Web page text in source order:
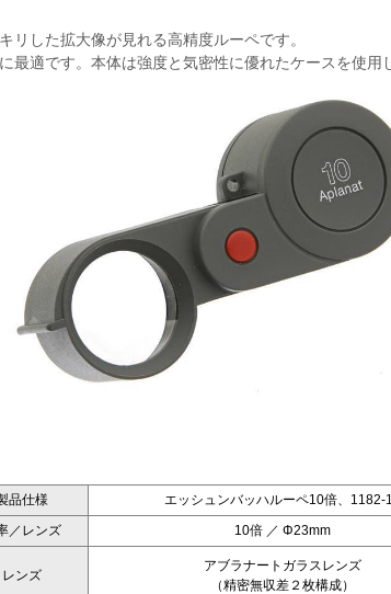
リした拡大像が見れる高精度ルーペです。
最適です。本体は強度と気密性に優れたケースを使用
品仕様
エッシュンバッハルーペ10倍、1182-
／レンズ
10倍 ／ Φ23mm
レンズ
アブラナートガラスレンズ
（精密無収差２枚構成）